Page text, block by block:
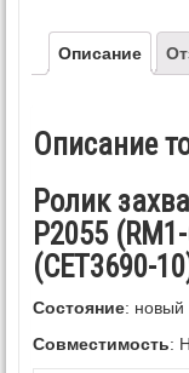
Описание
Описание
Ролик
P2055
(CET3690-
Состояние: новый
Совместимость: